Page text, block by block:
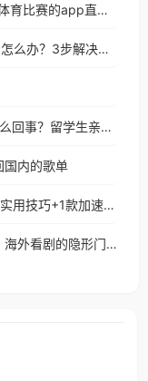
在海外，如何优雅地看2026奥运会体育比赛的app直播？
海外党必看：CCTV视频海外看不了怎么办？3步解决地区限制+追剧自由
在国外QQ音乐因为版权无法播放怎么回事？留学生亲测有效的解决办法
国内的歌单
在国外用上游新闻很卡怎么办？3个实用技巧+1款加速器解决海外看国内内容难题
手机西瓜视频地区限制怎么解决的？海外看剧的隐形门与钥匙